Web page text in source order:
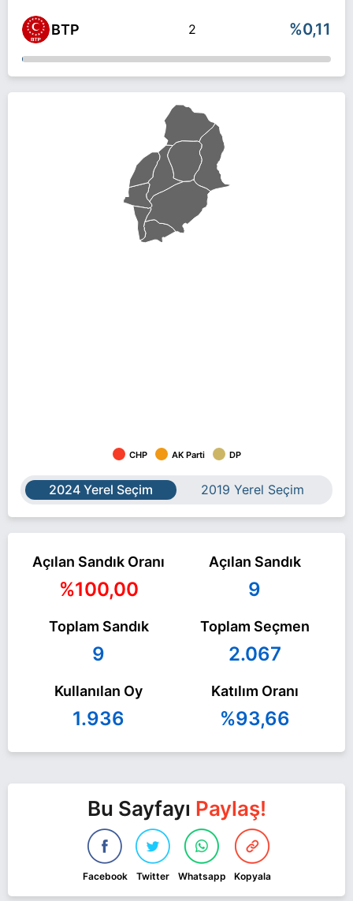
BTP 2 %0,11
CHP AK Parti DP
2024 Yerel Seçim 2019 Yerel Seçim
Açılan Sandık Oranı
%100,00
Açılan Sandık
9
Toplam Sandık
9
Toplam Seçmen
2.067
Kullanılan Oy
1.936
Katılım Oranı
%93,66
Bu Sayfayı Paylaş!
Facebook Twitter Whatsapp Kopyala